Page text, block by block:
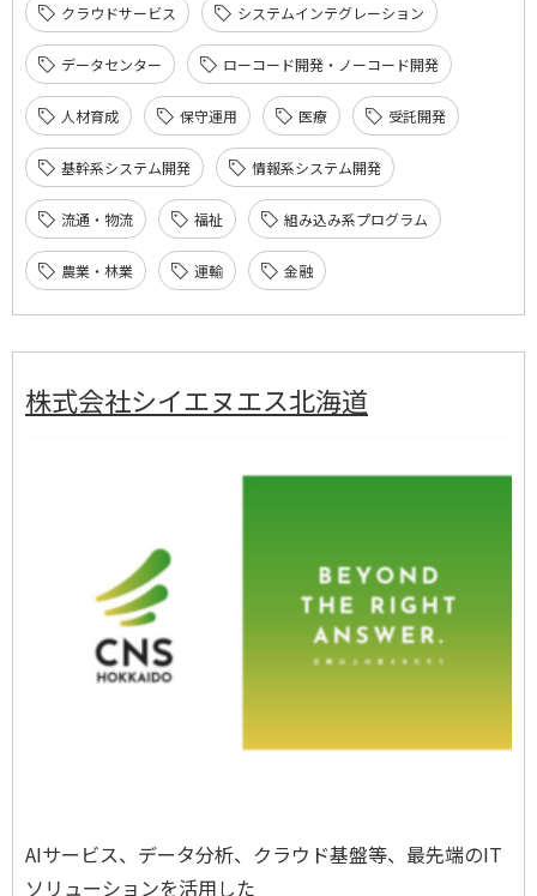
クラウドサービス システムインテグレーション
データセンター ローコード開発・ノーコード開発
人材育成 保守運用 医療 受託開発
基幹系システム開発 情報系システム開発
流通・物流 福祉 組み込み系プログラム
農業・林業 運輸 金融
株式会社シイエヌエス北海道
AIサービス、データ分析、クラウド基盤等、最先端のIT
ソリューションを活用した